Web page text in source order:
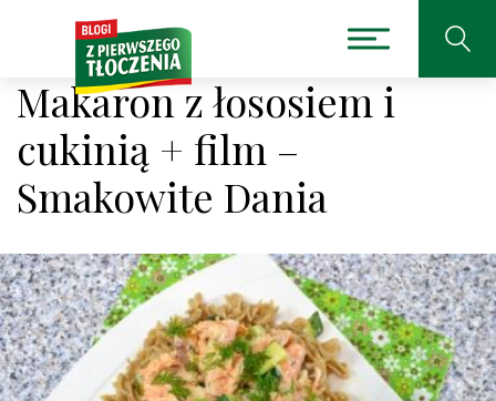
Makaron z łososiem i
cukinią + film –
Smakowite Dania